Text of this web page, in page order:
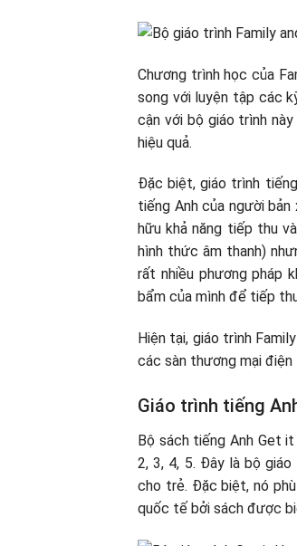
Chương trình học của
song với luyện tập các
cận với bộ giáo trình
hiệu quả.
Đặc biệt, giáo trình
tiếng Anh của người
hữu khả năng tiếp thu
hình thức âm thanh)
rất nhiều phương pháp
bẩm của mình để tiếp
Hiện tại, giáo trình
các sàn thương mại
Giáo trình tiếng
Bộ sách tiếng Anh Get
2, 3, 4, 5. Đây là bộ
cho trẻ. Đặc biệt, nó
quốc tế bởi sách được